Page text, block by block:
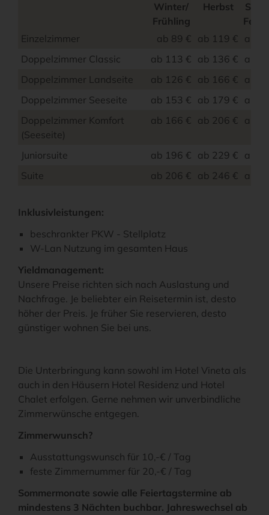
Winter/
Frühling
Herbst
Einzelzimmer
ab 89 € ab 119 € ab
Doppelzimmer Classic
ab 113 € ab 136 € ab
Doppelzimmer Landseite
ab 126 € ab 166 € ab
Doppelzimmer Seeseite
ab 153 € ab 179 € ab
Doppelzimmer Komfort
(Seeseite)
ab 166 € ab 206 € ab
Juniorsuite ab 196 € ab 229 € ab
Suite
ab 206 € ab 246 € ab
Inklusivleistungen:
beschrankter PKW - Stellplatz
W-Lan Nutzung im gesamten Haus
Yieldmanagement:
Unsere Preise richten sich nach Auslastung und
Nachfrage. Je beliebter ein Reisetermin ist, desto
höher der Preis. Je früher Sie reservieren, desto
günstiger wohnen Sie bei uns.
Die Unterbringung kann sowohl im Hotel Vineta als
auch in den Häusern Hotel Residenz und Hotel
Chalet erfolgen. Gerne nehmen wir unverbindliche
Zimmerwünsche entgegen.
Zimmerwunsch?
Ausstattungswunsch für 10,-€ / Tag
feste Zimmernummer für 20,-€ / Tag
Sommermonate sowie alle Feiertagstermine ab
mindestens 3 Nächten buchbar. Jahreswechsel ab